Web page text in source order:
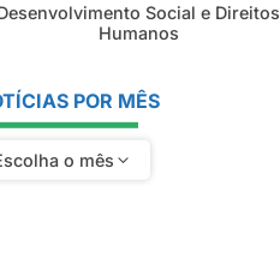
Social e Direitos
Humanos
POR MÊS
o mês